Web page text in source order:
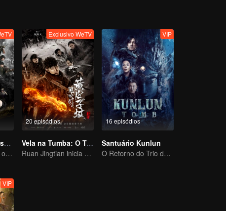
uma armadilha do grande sacerdote do Rei Dian...
Vela na Tumba: Assalto ao Mausoléu de Xiangxi
Pan Yueming abre o caixão pendurado no penhasco
20 episódios
Exclusivo WeTV
Vela na Tumba: O Túmulo da Doninha Amarela
Ruan Jingtian inicia uma aventura com a equipe de expedicão
16 episódios
VIP
Santuário Kunlun
O Retorno do Trio de Ferro: Aventura nas Terras Geladas
VIP